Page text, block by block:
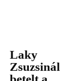
Laky
Zsuzsinál